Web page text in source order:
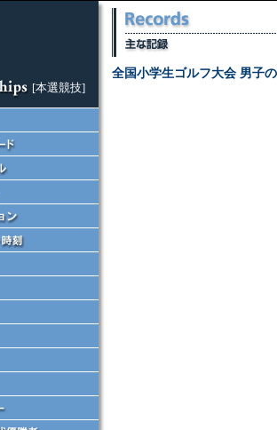
[本選競技]
全国小学生ゴルフ大会 男子